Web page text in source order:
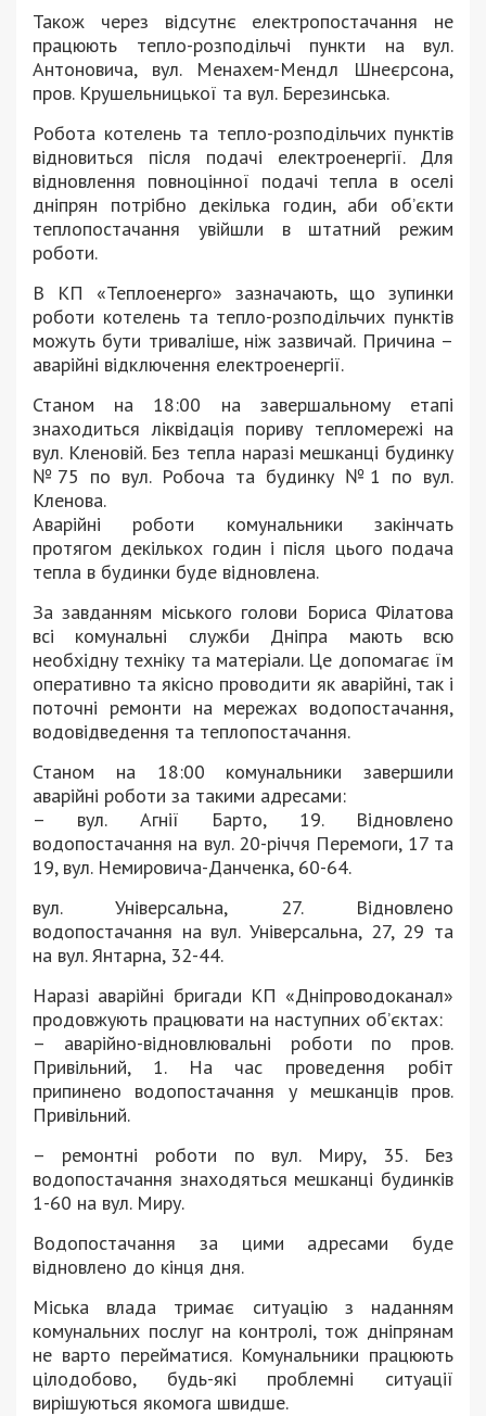
Також через відсутнє електропостачання не
працюють тепло-розподільчі пункти на вул.
Антоновича, вул. Менахем-Мендл Шнеєрсона,
пров. Крушельницької та вул. Березинська.
Робота котелень та тепло-розподільчих пунктів
відновиться після подачі електроенергії. Для
відновлення повноцінної подачі тепла в оселі
дніпрян потрібно декілька годин, аби об’єкти
теплопостачання увійшли в штатний режим
роботи.
В КП «Теплоенерго» зазначають, що зупинки
роботи котелень та тепло-розподільчих пунктів
можуть бути триваліше, ніж зазвичай. Причина –
аварійні відключення електроенергії.
Станом на 18:00 на завершальному етапі
знаходиться ліквідація пориву тепломережі на
вул. Кленовій. Без тепла наразі мешканці будинку
№75 по вул. Робоча та будинку №1 по вул.
Кленова.
Аварійні роботи комунальники закінчать
протягом декількох годин і після цього подача
тепла в будинки буде відновлена.
За завданням міського голови Бориса Філатова
всі комунальні служби Дніпра мають всю
необхідну техніку та матеріали. Це допомагає їм
оперативно та якісно проводити як аварійні, так і
поточні ремонти на мережах водопостачання,
водовідведення та теплопостачання.
Станом на 18:00 комунальники завершили
аварійні роботи за такими адресами:
– вул. Агнії Барто, 19. Відновлено
водопостачання на вул. 20-річчя Перемоги, 17 та
19, вул. Немировича-Данченка, 60-64.
вул. Універсальна, 27. Відновлено
водопостачання на вул. Універсальна, 27, 29 та
на вул. Янтарна, 32-44.
Наразі аварійні бригади КП «Дніпроводоканал»
продовжують працювати на наступних об’єктах:
– аварійно-відновлювальні роботи по пров.
Привільний, 1. На час проведення робіт
припинено водопостачання у мешканців пров.
Привільний.
– ремонтні роботи по вул. Миру, 35. Без
водопостачання знаходяться мешканці будинків
1-60 на вул. Миру.
Водопостачання за цими адресами буде
відновлено до кінця дня.
Міська влада тримає ситуацію з наданням
комунальних послуг на контролі, тож дніпрянам
не варто перейматися. Комунальники працюють
цілодобово, будь-які проблемні ситуації
вирішуються якомога швидше.